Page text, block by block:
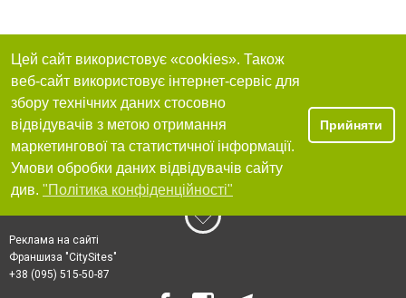
Цей сайт використовує «cookies». Також
веб-сайт використовує інтернет-сервіс для
збору технічних даних стосовно
відвідувачів з метою отримання
маркетингової та статистичної інформації.
Умови обробки даних відвідувачів сайту
див. "Політика конфіденційності"
Прийняти
Реклама на сайті
Франшиза "CitySites"
+38 (095) 515-50-87